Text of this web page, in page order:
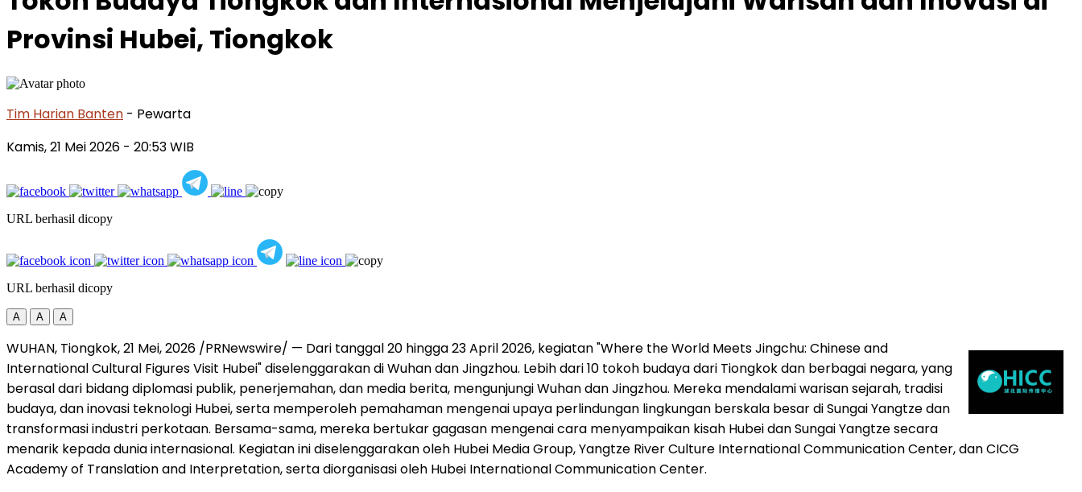
Provinsi Hubei, Tiongkok
Tim Harian Banten - Pewarta
Kamis, 21 Mei 2026 - 20:53 WIB
URL berhasil dicopy
URL berhasil dicopy
A A A
WUHAN, Tiongkok,21 Mei, 2026 /PRNewswire/ — Dari tanggal 20 hingga 23 April 2026, kegiatan "Where the World Meets Jingchu: Chinese and
International Cultural Figures Visit Hubei" diselenggarakan di Wuhan dan Jingzhou. Lebih dari 10 tokoh budaya dari Tiongkok dan berbagai negara, yang
berasal dari bidang diplomasi publik, penerjemahan, dan media berita, mengunjungi Wuhan dan Jingzhou. Mereka mendalami warisan sejarah, tradisi
budaya, dan inovasi teknologi Hubei, serta memperoleh pemahaman mengenai upaya perlindungan lingkungan berskala besar di Sungai Yangtze dan
transformasi industri perkotaan. Bersama-sama, mereka bertukar gagasan mengenai cara menyampaikan kisah Hubei dan Sungai Yangtze secara
menarik kepada dunia internasional. Kegiatan ini diselenggarakan oleh Hubei Media Group, Yangtze River Culture International Communication Center, dan CICG
Academy of Translation and Interpretation, serta diorganisasi oleh Hubei International Communication Center.